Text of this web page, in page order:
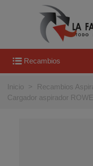
Recambios
Inicio > Recambios
Cargador aspirador